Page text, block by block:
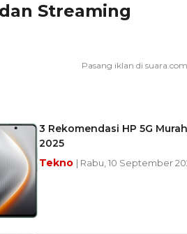
Streaming
3 Rekomendasi HP 5G
2025
Tekno | Rabu, 10 September